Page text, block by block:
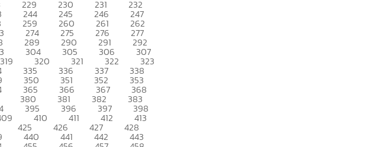
229 230 231 232
244 245 246 247
259 260 261 262
274 275 276 277
289 290 291 292
304 305 306 307
319 320 321 322 323
335 336 337 338
350 351 352 353
365 366 367 368
380 381 382 383
395 396 397 398
410 411 412 413
425 426 427 428
440 441 442 443